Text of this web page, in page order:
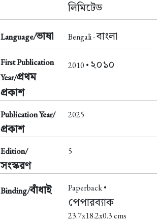
লিমিটেড
Language/ভাষা Bengali -বাংলা
First Publication
Year/প্রথম
প্রকাশ
2010 • ২০১০
Publication Year/
প্রকাশ
2025
Edition/
সংস্করণ
5
Binding/বাঁধাই Paperback •
পেপারব্যাক
23.7x18.2x0.3 cms